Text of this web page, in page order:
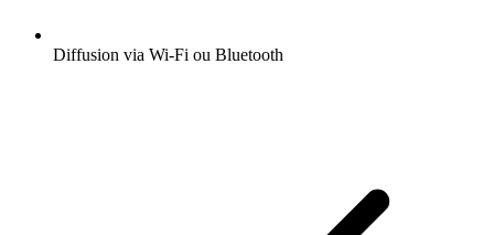
Diffusion via Wi-Fi ou Bluetooth